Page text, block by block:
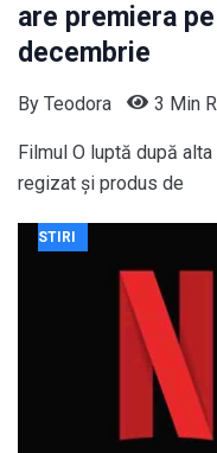
are premiera
decembrie
By Teodora 3 Min
Filmul O luptă după
regizat și produs de
STIRI